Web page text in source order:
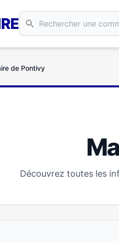
de Pontivy
Découvrez toutes les